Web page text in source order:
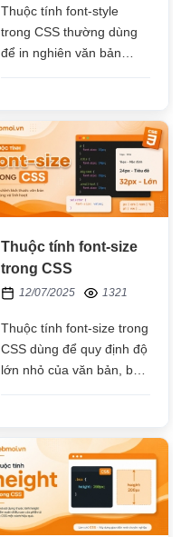
Thuộc tính font-style
trong CSS thường dùng
để in nghiên văn bản
Thuộc tính font-size
trong CSS
12/07/2025 1321
Thuộc tính font-size trong
CSS dùng để quy định độ
lớn nhỏ của văn bản, bạn